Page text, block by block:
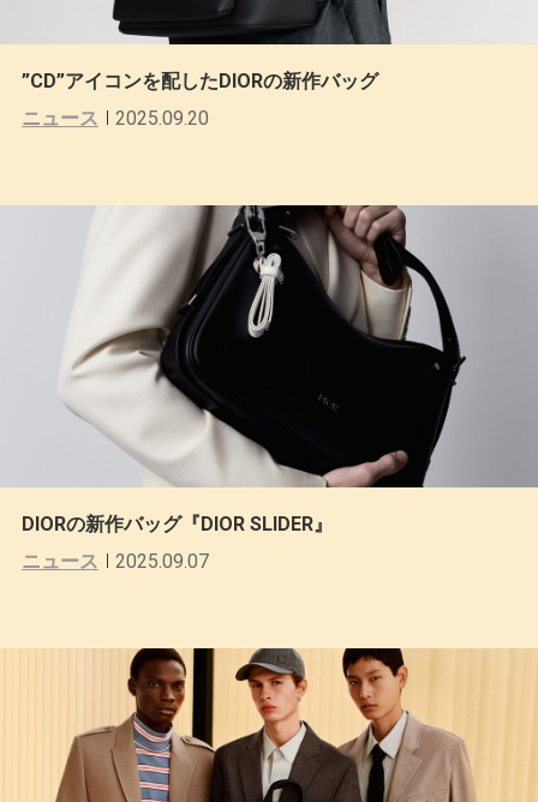
”CD”アイコンを配したDIORの新作バッグ
ニュース
2025.09.20
DIORの新作バッグ『DIOR SLIDER』
ニュース
2025.09.07